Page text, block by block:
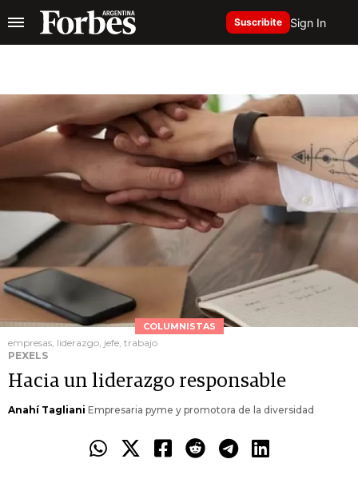
Suscribite Sign In
COLUMNISTAS
empresas, liderazgo, jefe, trabajo
PEXELS
Hacia un liderazgo responsable
Anahí Tagliani Empresaria pyme y promotora de la diversidad